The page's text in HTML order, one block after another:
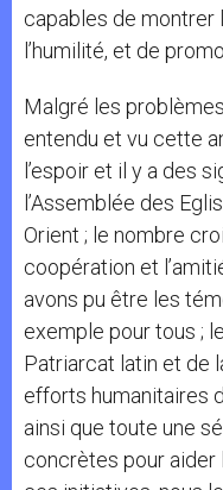
capables de montrer
l’humilité, et de
Malgré les
entendu et vu cette
l’espoir et il y a des
l’Assemblée des
Orient ; le nombre
coopération et
avons pu être les
exemple pour tous ;
Patriarcat latin et de
efforts humanitaires
ainsi que toute une
concrètes pour